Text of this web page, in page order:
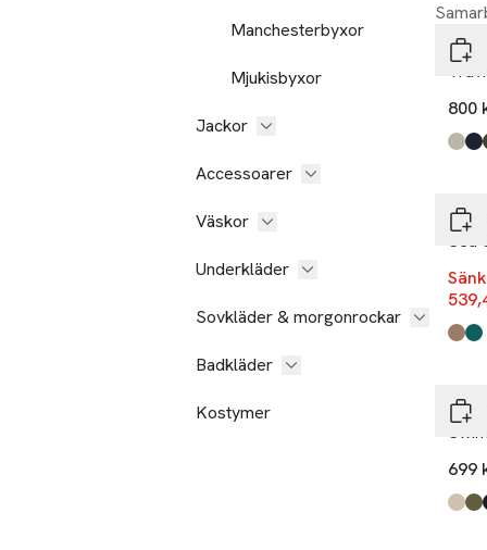
Manchesterbyxor
Mjukisbyxor
Jackor
Accessoarer
Väskor
Underkläder
Sovkläder & morgonrockar
Badkläder
Kostymer
800
mörk
brun,
svart
Sea
Walnut
Deep
699
Olive
Black